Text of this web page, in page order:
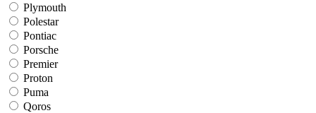
Plymouth
Polestar
Pontiac
Porsche
Premier
Proton
Puma
Qoros